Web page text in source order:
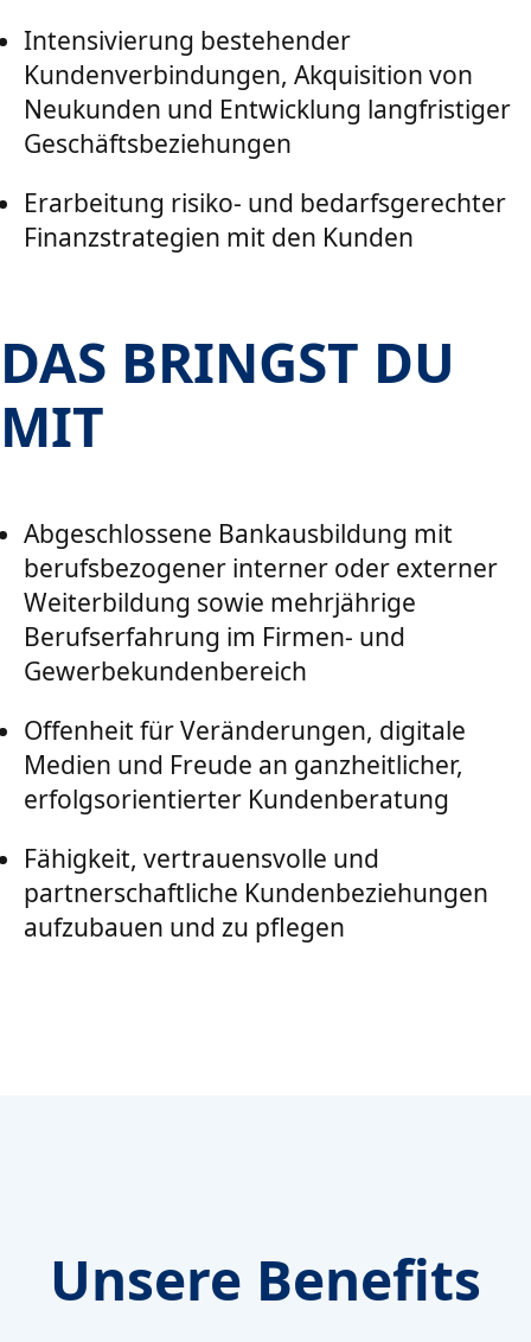
Intensivierung bestehender
Kundenverbindungen, Akquisition von
Neukunden und Entwicklung langfristiger
Geschäftsbeziehungen
Erarbeitung risiko- und bedarfsgerechter
Finanzstrategien mit den Kunden
DAS BRINGST DU
MIT
Abgeschlossene Bankausbildung mit
berufsbezogener interner oder externer
Weiterbildung sowie mehrjährige
Berufserfahrung im Firmen- und
Gewerbekundenbereich
Offenheit für Veränderungen, digitale
Medien und Freude an ganzheitlicher,
erfolgsorientierter Kundenberatung
Fähigkeit, vertrauensvolle und
partnerschaftliche Kundenbeziehungen
aufzubauen und zu pflegen
Unsere Benefits